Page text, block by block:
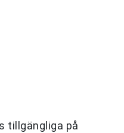
tillgängliga på